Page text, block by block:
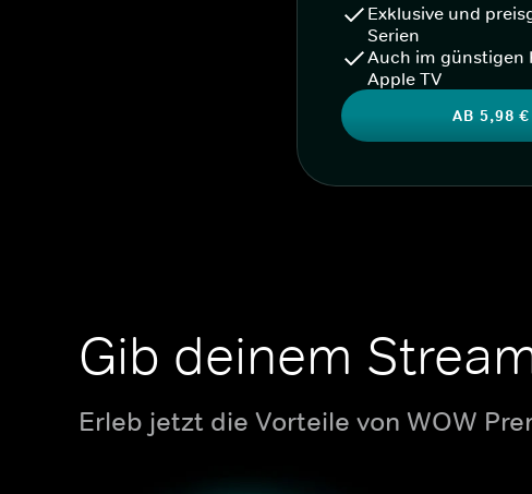
Exklusive und
Serien
Auch im günstigen
Apple TV
AB 5,98
Gib deinem
Erleb jetzt die Vorteile von WOW